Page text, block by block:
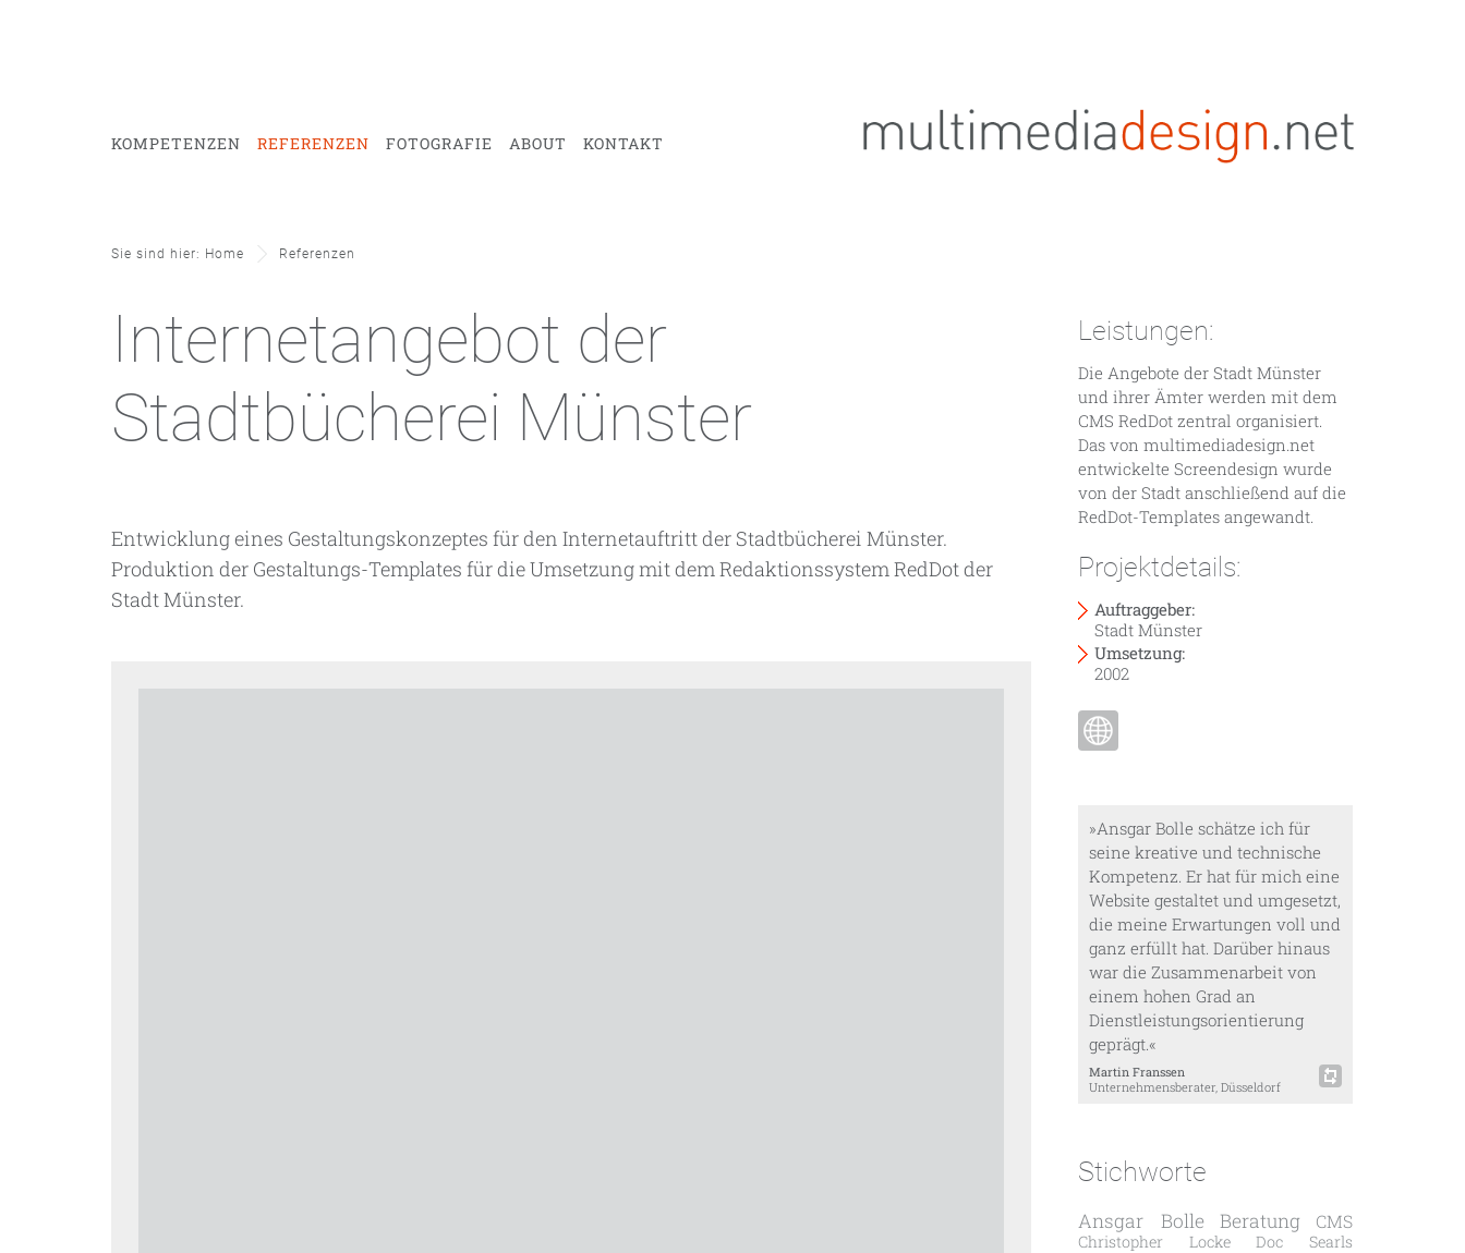
KOMPETENZEN REFERENZEN FOTOGRAFIE ABOUT KONTAKT
Sie sind hier: Home Referenzen
Internetangebot der
Stadtbücherei Münster
Entwicklung eines Gestaltungskonzeptes für den Internetauftritt der Stadtbücherei Münster.
Produktion der Gestaltungs-Templates für die Umsetzung mit dem Redaktionssystem RedDot der
Stadt Münster.
Leistungen:
Die Angebote der Stadt Münster
und ihrer Ämter werden mit dem
CMS RedDot zentral organisiert.
Das von multimediadesign.net
entwickelte Screendesign wurde
von der Stadt anschließend auf die
RedDot-Templates angewandt.
Projektdetails:
Auftraggeber:
Stadt Münster
Umsetzung:
2002
»Ansgar Bolle schätze ich für
seine kreative und technische
Kompetenz. Er hat für mich eine
Website gestaltet und umgesetzt,
die meine Erwartungen voll und
ganz erfüllt hat. Darüber hinaus
war die Zusammenarbeit von
einem hohen Grad an
Dienstleistungsorientierung
geprägt.«
Martin Franssen
Unternehmensberater, Düsseldorf
Stichworte
Ansgar Bolle Beratung CMS
Christopher Locke Doc Searls